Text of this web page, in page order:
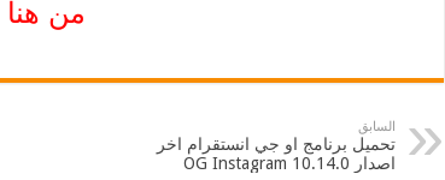
من هنا
السابق
تحميل برنامج او جي انستقرام اخر
اصدار OG Instagram 10.14.0